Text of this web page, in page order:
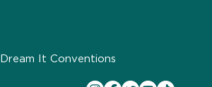
Dream It Conventions